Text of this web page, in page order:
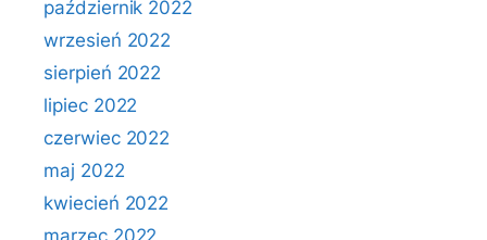
październik 2022
wrzesień 2022
sierpień 2022
lipiec 2022
czerwiec 2022
maj 2022
kwiecień 2022
marzec 2022